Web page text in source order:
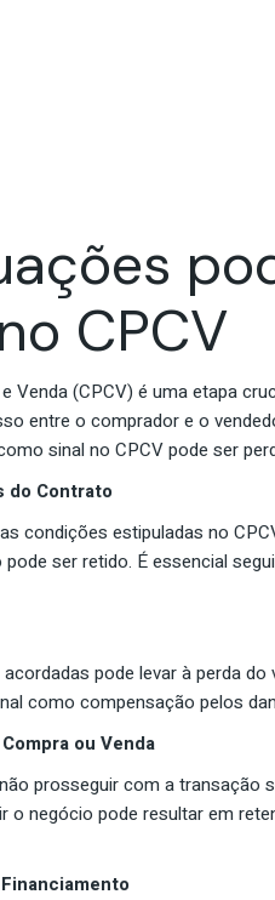
CPCV
Venda (CPCV) é uma etapa
entre o comprador e o
sinal no CPCV pode ser
do Contrato
condições estipuladas no
ser retido. É essencial
pode levar à perda
como compensação pelos
ou Venda
prosseguir com a transação
o negócio pode resultar em